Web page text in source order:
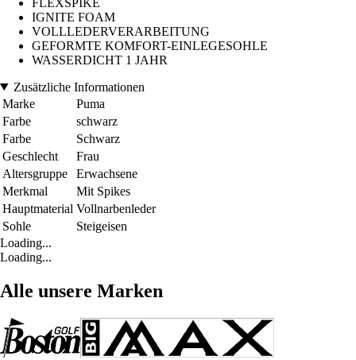
IGNITE FOAM
VOLLLEDERVERARBEITUNG
GEFORMTE KOMFORT-EINLEGESOHLE
WASSERDICHT 1 JAHR
Zusätzliche Informationen
Marke
Puma
Farbe
schwarz
Farbe
Schwarz
Geschlecht
Frau
Altersgruppe
Erwachsene
Merkmal
Mit Spikes
Hauptmaterial Vollnarbenleder
Sohle
Steigeisen
Loading...
Loading...
Alle unsere Marken